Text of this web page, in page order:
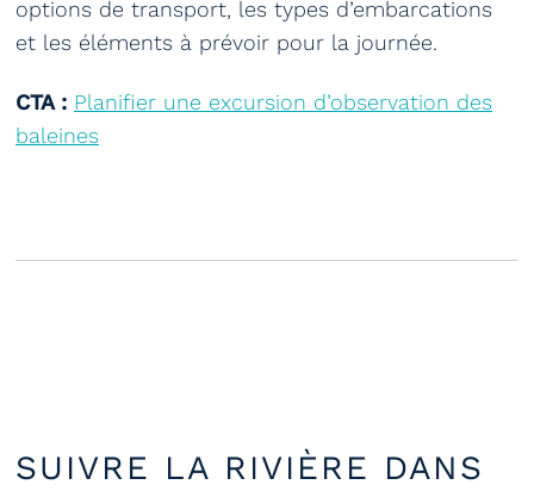
options de transport, les types d’embarcations
et les éléments à prévoir pour la journée.
CTA : Planifier une excursion d’observation des
baleines
SUIVRE LA RIVIÈRE DANS